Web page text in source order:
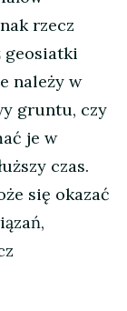
rzecz
geosiatki
należy w
gruntu, czy
je w
czas.
się okazać